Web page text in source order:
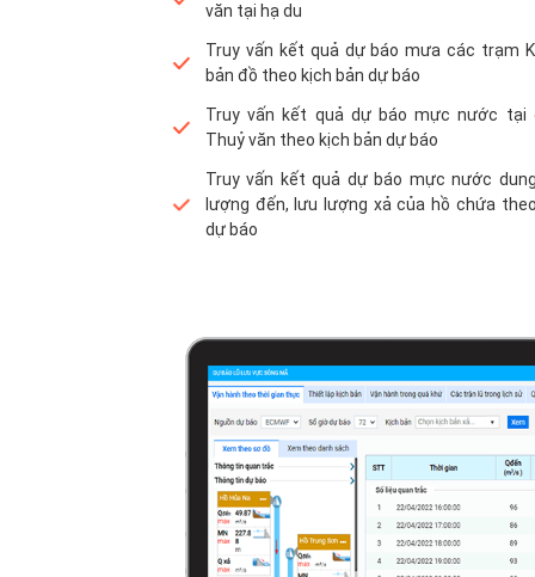
văn tại hạ du
Truy vấn kết quả dự báo mưa các trạm
bản đồ theo kịch bản dự báo
Truy vấn kết quả dự báo mực nước tại
Thuỷ văn theo kịch bản dự báo
Truy vấn kết quả dự báo mực nước
lượng đến, lưu lượng xả của hồ chứa
dự báo